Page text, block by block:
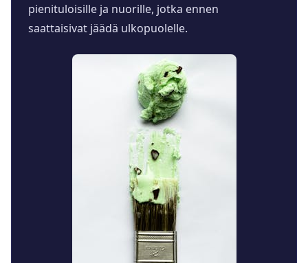
pienituloisille ja nuorille, jotka ennen
saattaisivat jäädä ulkopuolelle.